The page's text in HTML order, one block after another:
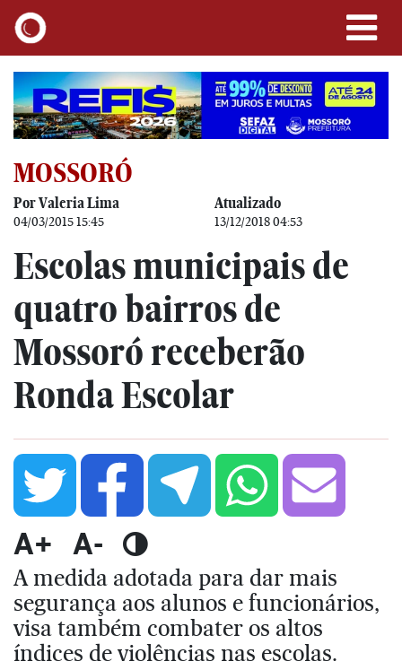
MOSSORÓ
Por Valeria Lima
04/03/2015 15:45
Atualizado
13/12/2018 04:53
Escolas municipais de
quatro bairros de
Mossoró receberão
Ronda Escolar
A+ A-
A medida adotada para dar mais
segurança aos alunos e funcionários,
visa também combater os altos
índices de violências nas escolas.